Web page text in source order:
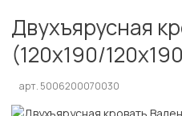
Двухъярусная
(120х190/
арт. 5006200070030